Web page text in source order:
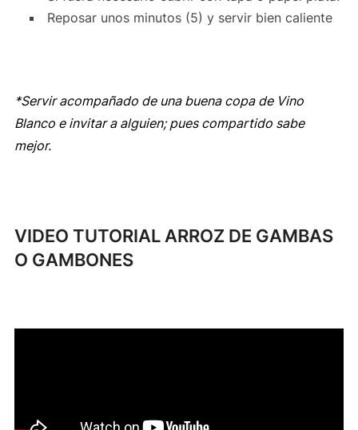
Reposar unos minutos (5) y servir bien caliente
*Servir acompañado de una buena copa de Vino
Blanco e invitar a alguien; pues compartido sabe
mejor.
VIDEO TUTORIAL ARROZ DE GAMBAS
O GAMBONES